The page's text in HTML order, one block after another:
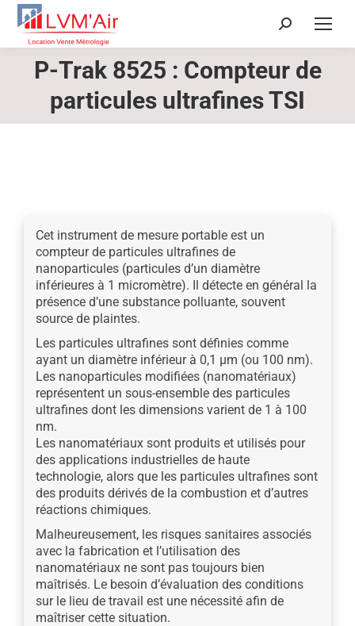
Recherche
P-Trak 8525 : Compteur de
particules ultrafines TSI
Cet instrument de mesure portable est un
compteur de particules ultrafines de
nanoparticules (particules d’un diamètre
inférieures à 1 micromètre). Il détecte en général la
présence d’une substance polluante, souvent
source de plaintes.
Les particules ultrafines sont définies comme
ayant un diamètre inférieur à 0,1 μm (ou 100 nm).
Les nanoparticules modifiées (nanomatériaux)
représentent un sous-ensemble des particules
ultrafines dont les dimensions varient de 1 à 100
nm.
Les nanomatériaux sont produits et utilisés pour
des applications industrielles de haute
technologie, alors que les particules ultrafines sont
des produits dérivés de la combustion et d’autres
réactions chimiques.
Malheureusement, les risques sanitaires associés
avec la fabrication et l’utilisation des
nanomatériaux ne sont pas toujours bien
maîtrisés. Le besoin d’évaluation des conditions
sur le lieu de travail est une nécessité afin de
maîtriser cette situation.